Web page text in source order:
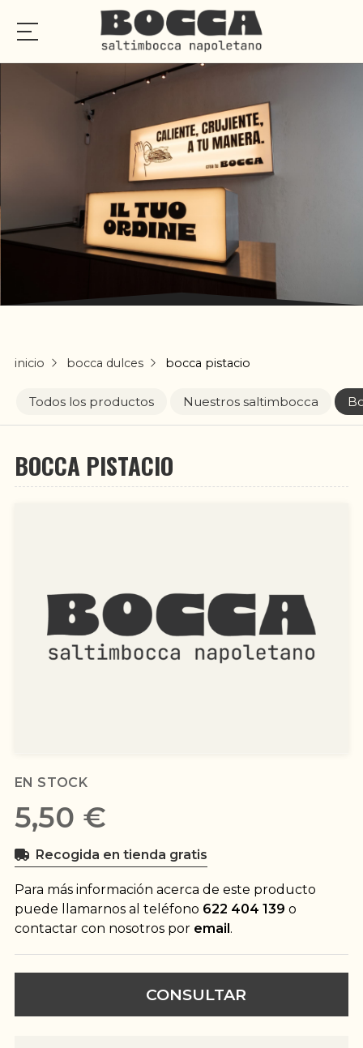
INICIO
SALTIMBOCCA
MENÚS
NOTICIAS
CONTACTO
inicio bocca dulces bocca pistacio
Todos los productos Nuestros saltimbocca
BOCCA PISTACIO
EN STOCK
5,50 €
Recogida en tienda gratis
Para más información acerca de este producto
puede llamarnos al teléfono 622 404 139 o
contactar con nosotros por email.
CONSULTAR